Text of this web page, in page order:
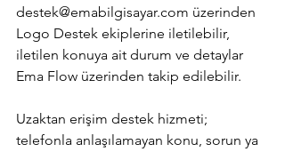
destek@emabilgisayar.com üzerinden
Logo Destek ekiplerine iletilebilir,
iletilen konuya ait durum ve detaylar
Ema Flow üzerinden takip edilebilir.
Uzaktan erişim destek hizmeti;
telefonla anlaşılamayan konu, sorun ya